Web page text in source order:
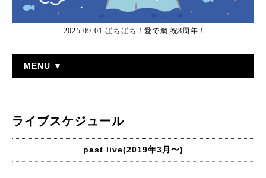
2025.09.01 ぱちぱち！愛で鯛 祝8周年！
MENU ▼
ライブスケジュール
past live(2019年3月〜)